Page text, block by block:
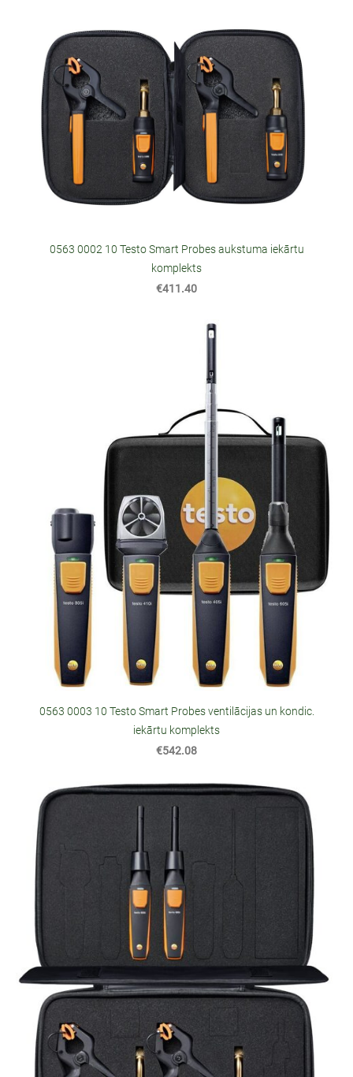
0563 0002 10 Testo Smart Probes aukstuma iekārtu
komplekts
€411.40
0563 0003 10 Testo Smart Probes ventilācijas un kondic.
iekārtu komplekts
€542.08